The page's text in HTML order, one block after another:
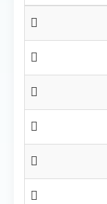
𡨉
𡨊
𡨎
𡨏
𡨓
𡨔